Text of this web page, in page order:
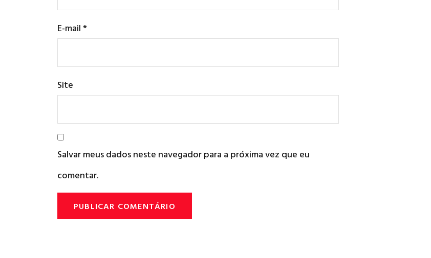
E-mail*
Site
Salvar meus dados neste navegador para a próxima vez que eu
comentar.